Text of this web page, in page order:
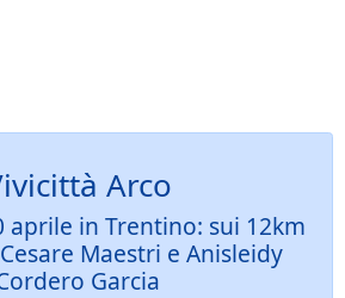
Arco
aprile in Trentino: sui 12km
Maestri e Anisleidy
Garcia